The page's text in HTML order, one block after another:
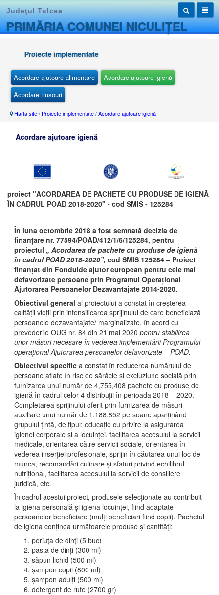
Judeţul Tulcea
PRIMĂRIA COMUNEI NICULIȚEL
Proiecte implementate
Acordare ajutoare alimentare
Acordare ajutoare igienă
Acordare trusouri
Harta site/ Proiecte implementate/Acordare ajutoare igienă
Acordare ajutoare igienă
proiect "ACORDAREA DE PACHETE CU PRODUSE DE IGIENĂ
ÎN CADRUL POAD 2018-2020" - cod SMIS - 125284
În luna octombrie 2018 a fost semnată decizia de
finanțare nr. 77594/POAD/412/1/6/125284, pentru
proiectul „ Acordarea de pachete cu produse de igienă
în cadrul POAD 2018-2020”, cod SMIS 125284 – Proiect
finanțat din Fondulde ajutor european pentru cele mai
defavorizate persoane prin Programul Operațional
Ajutorarea Persoanelor Dezavantajate 2014-2020.
Obiectivul general al proiectului a constat în creșterea
calității vieții prin intensificarea sprijinului de care beneficiază
persoanele dezavantajate/ marginalizate, în acord cu
prevederile OUG nr. 84 din 21 mai 2020 pentru stabilirea
unor măsuri necesare în vederea implementării Programului
operațional Ajutorarea persoanelor defavorizate – POAD.
Obiectivul specific a constat în reducerea numărului de
persoane aflate în risc de sărăcie și excluziune socială prin
furnizarea unui număr de 4,755,408 pachete cu produse de
igienă în cadrul celor 4 distribuții în perioada 2018 – 2020.
Completarea sprijinului oferit prin furnizarea de măsuri
auxiliare unui număr de 1,188,852 persoane aparținând
grupului țintă, de tipul: educație cu privire la asigurarea
igienei corporale și a locuinței, facilitarea accesului la servicii
medicale, orientarea către servicii sociale, orientarea în
vederea inserției profesionale, sprijin în căutarea unui loc de
munca, recomandări culinare și sfaturi privind echilibrul
nutrițional, facilitarea accesului la servicii de consiliere
juridică, etc.
În cadrul acestui proiect, produsele selecționate au contribuit
la igiena personală și igiena locuinței, fiind adaptate
persoanelor beneficiare (mulți beneficiari fiind copii). Pachetul
de igiena conținea următoarele produse și cantități:
periuța de dinți (5 buc)
pasta de dinți (300 ml)
săpun lichid (500 ml)
șampon copii (800 ml)
șampon adulți (500 ml)
detergent de rufe (2700 gr)